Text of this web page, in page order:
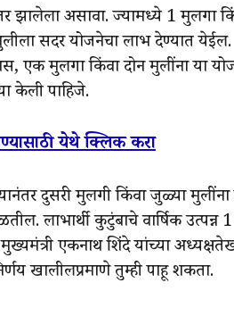
झालेला असावा. ज्यामध्ये 1 मुलगा
सदर योजनेचा लाभ देण्यात येईल.
एक मुलगा किंवा दोन मुलींना या
केली पाहिजे.
येथे क्लिक करा
दुसरी मुलगी किंवा जुळ्या
लाभार्थी कुटुंबाचे वार्षिक उत्पन्न
एकनाथ शिंदे यांच्या
खालीलप्रमाणे तुम्ही पाहू शकता.